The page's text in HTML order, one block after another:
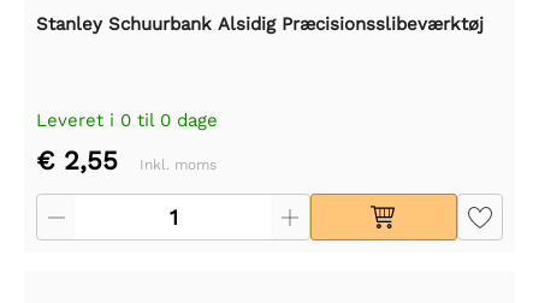
Stanley Schuurbank Alsidig Præcisionsslibeværktøj
Leveret i 0 til 0 dage
€ 2,55 Inkl. moms